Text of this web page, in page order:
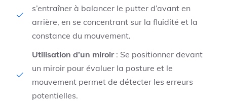
s’entraîner à balancer le putter d’avant en
arrière, en se concentrant sur la fluidité et la
constance du mouvement.
Utilisation d’un miroir: Se positionner devant
un miroir pour évaluer la posture et le
mouvement permet de détecter les erreurs
potentielles.